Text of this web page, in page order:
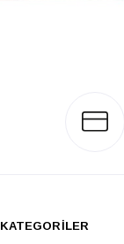
KATEGORİLER